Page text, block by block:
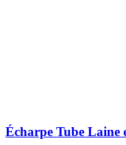
Écharpe Tube Laine